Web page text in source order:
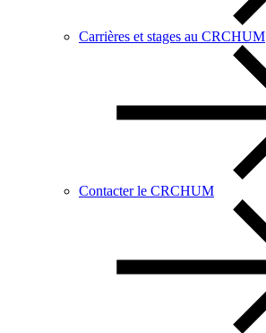
Carrières et stages au CRCHUM
Contacter le CRCHUM